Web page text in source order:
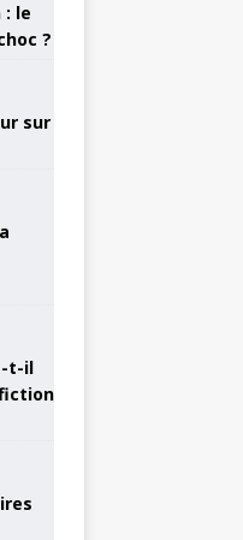
: le
?
sur
t-il